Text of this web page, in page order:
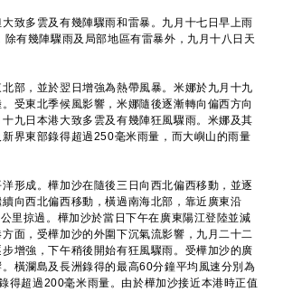
多雲及有幾陣驟雨和雷暴。九月十七日早上雨
有幾陣驟雨及局部地區有雷暴外，九月十八日天
，並於翌日增強為熱帶風暴。米娜於九月十九
受東北季候風影響，米娜隨後逐漸轉向偏西方向
九日本港大致多雲及有幾陣狂風驟雨。米娜及其
界東部錄得超過250毫米雨量，而大嶼山的雨量
成。樺加沙在隨後三日向西北偏西移動，並逐
向西北偏西移動，橫過南海北部，靠近廣東沿
里掠過。樺加沙於當日下午在廣東陽江登陸並減
面，受樺加沙的外圍下沉氣流影響，九月二十二
增強，下午稍後開始有狂風驟雨。受樺加沙的廣
橫瀾島及長洲錄得的最高60分鐘平均風速分別為
得超過200毫米雨量。由於樺加沙接近本港時正值